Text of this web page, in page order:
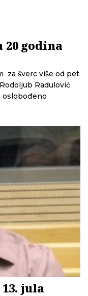
20 godina
za šverc više od pet
Radulović
oslobođeno
jula